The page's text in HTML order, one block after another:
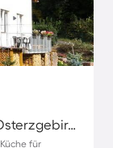
Tharandt, Sächsische Schweiz-Osterzgebirge, Deutschland
für